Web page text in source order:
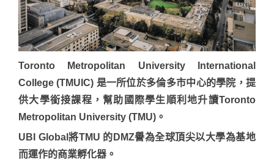
Toronto Metropolitan University International
College (TMUIC) 是一所位於多倫多市中心的學院，提
供大學銜接課程，幫助國際學生順利地升讀Toronto
Metropolitan University (TMU)。
UBI Global將TMU 的DMZ譽為全球頂尖以大學為基地
而運作的商業孵化器。